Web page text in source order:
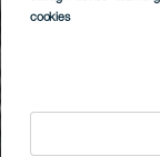
cookies